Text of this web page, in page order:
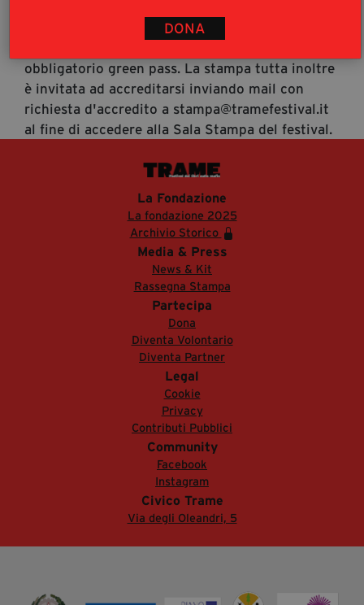
DONA
pubblico (https://www.tramefestival.it/accesso-
obbligatorio green pass. La stampa tutta inoltre
è invitata ad accreditarsi inviando mail con
richiesta d'accredito a stampa@tramefestival.it
al fine di accedere alla Sala Stampa del festival.
La Fondazione
La fondazione 2025
Archivio Storico
Media & Press
News & Kit
Rassegna Stampa
Partecipa
Dona
Diventa Volontario
Diventa Partner
Legal
Cookie
Privacy
Contributi Pubblici
Community
Facebook
Instagram
Civico Trame
Via degli Oleandri, 5